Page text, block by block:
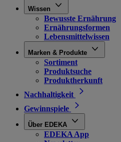
Wissen
Bewusste Ernährung
Ernährungsformen
Lebensmittelwissen
Marken & Produkte
Sortiment
Produktsuche
Produktherkunft
Nachhaltigkeit
Gewinnspiele
Über EDEKA
EDEKA App